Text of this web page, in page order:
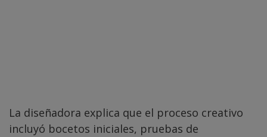
La diseñadora explica que el proceso creativo
incluyó bocetos iniciales, pruebas de